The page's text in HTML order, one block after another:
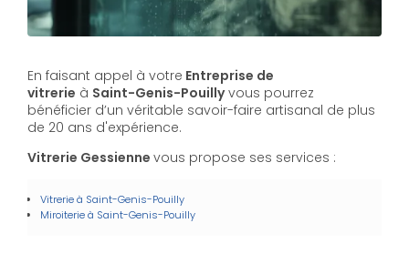
En faisant appel à votre Entreprise de
vitrerie à Saint-Genis-Pouillyvous pourrez
bénéficier d’un véritable savoir-faire artisanal de plus
de 20 ans d'expérience.
Vitrerie Gessienne vous propose ses services :
Vitrerie à Saint-Genis-Pouilly
Miroiterie à Saint-Genis-Pouilly